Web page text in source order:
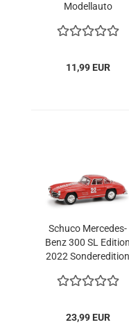
Modellauto
11,99 EUR
Schuco Mercedes-
Benz 300 SL Edition
2022 Sonderedition
Modellauto
23,99 EUR